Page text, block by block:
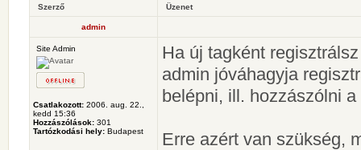
Szerző Üzenet
admin
Site Admin
Csatlakozott: 2006. aug. 22.,
kedd 15:36
Hozzászólások: 301
Tartózkodási hely: Budapest
Ha új tagként
admin jóváhagyja
belépni, ill. hozzászólni
Erre azért van szükség,